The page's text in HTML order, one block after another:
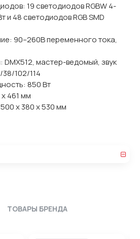
19 светодиодов RGBW 4-
и 48 светодиодов RGB SMD
90–260В переменного тока,
DMX512, мастер-ведомый, звук
102/114
850 Вт
461 мм
х 380 х 530 мм
ТОВАРЫ БРЕНДА